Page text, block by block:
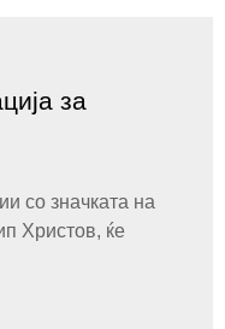
за
со значката на
Христов, ќе